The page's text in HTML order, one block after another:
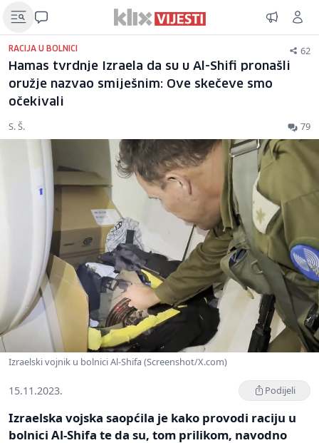
RACIJA U BOLNICI 62
Hamas tvrdnje Izraela da su u Al-Shifi pronašli
oružje nazvao smiješnim: Ove skečeve smo
očekivali
S. Š. 79
Izraelski vojnik u bolnici Al-Shifa (Screenshot/X.com)
15.11.2023. Podijeli
Izraelska vojska saopćila je kako provodi raciju u
bolnici Al-Shifa te da su, tom prilikom, navodno